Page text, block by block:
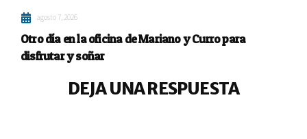
agosto 7, 2026
Otro día en la oficina de Mariano y Curro para
disfrutar y soñar
DEJA UNA RESPUESTA